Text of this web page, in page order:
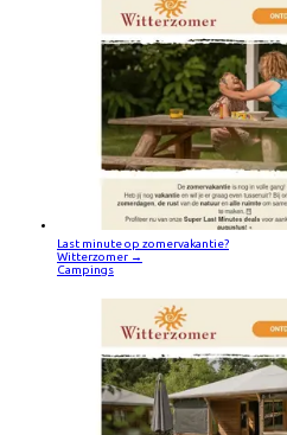
Last minute op zomervakantie?
Witterzomer →
Campings